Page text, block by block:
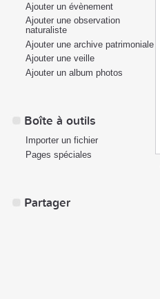
Ajouter un évènement
Ajouter une observation
naturaliste
Ajouter une archive patrimoniale
Ajouter une veille
Ajouter un album photos
Boîte à outils
Importer un fichier
Pages spéciales
Partager